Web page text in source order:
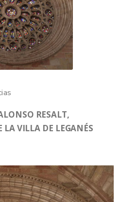
RESALT,
VILLA DE LEGANÉS